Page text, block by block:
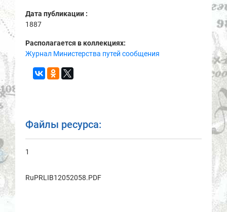
Дата публикации :
1887
Располагается в коллекциях:
Журнал Министерства путей сообщения
Файлы ресурса:
1
RuPRLIB12052058.PDF